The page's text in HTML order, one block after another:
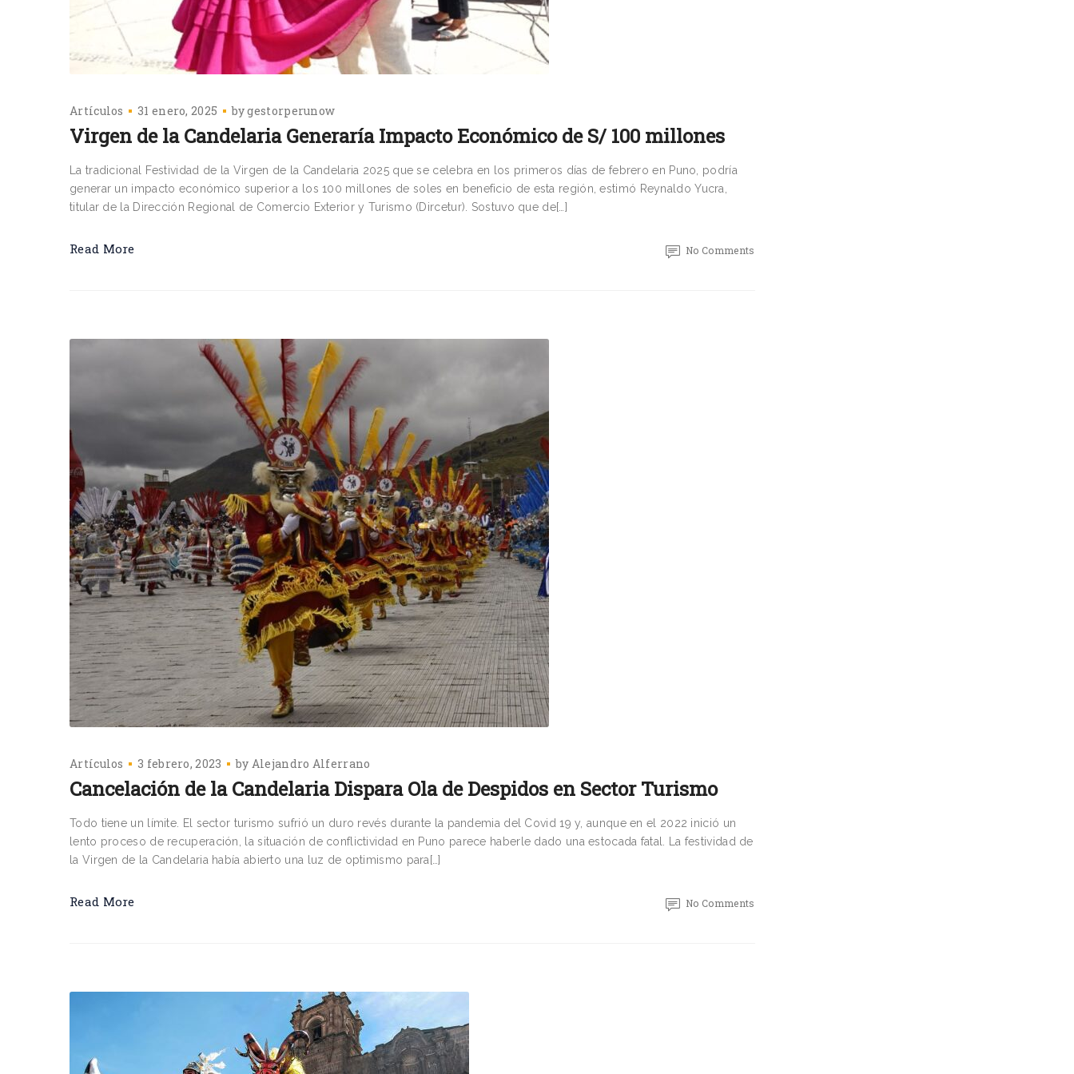
Artículos 31 enero, 2025 bygestorperunow
Virgen de la Candelaria Generaría Impacto Económico de S/ 100 millones
La tradicional Festividad de la Virgen de la Candelaria 2025 que se celebra en los primeros días de febrero en Puno, podría
generar un impacto económico superior a los 100 millones de soles en beneficio de esta región, estimó Reynaldo Yucra,
titular de la Dirección Regional de Comercio Exterior y Turismo (Dircetur). Sostuvo que de[…]
Read More No Comments
Artículos 3 febrero, 2023 by Alejandro Alferrano
Cancelación de la Candelaria Dispara Ola de Despidos en Sector Turismo
Todo tiene un límite. El sector turismo sufrió un duro revés durante la pandemia del Covid 19 y, aunque en el 2022 inició un
lento proceso de recuperación, la situación de conflictividad en Puno parece haberle dado una estocada fatal. La festividad de
la Virgen de la Candelaria había abierto una luz de optimismo para[…]
Read More No Comments